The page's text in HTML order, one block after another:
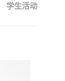
学生活动